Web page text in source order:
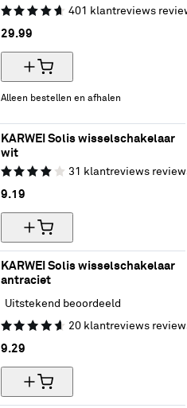
401
klantreviews
29.99
Alleen bestellen en afhalen
KARWEI Solis wisselschakelaar
wit
31 klantreviews
9.19
KARWEI Solis wisselschakelaar
antraciet
Uitstekend beoordeeld
20 klantreviews
9.29